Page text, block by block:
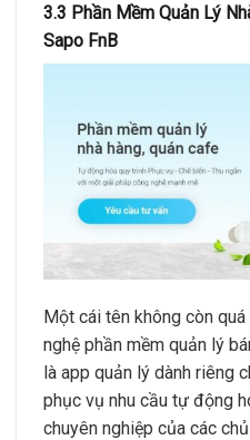
3.3 Phần Mềm Quản Lý
Sapo FnB
Một cái tên không còn
nghệ phần mềm quản lý
là app quản lý dành riêng
phục vụ nhu cầu tự động
chuyên nghiệp của các